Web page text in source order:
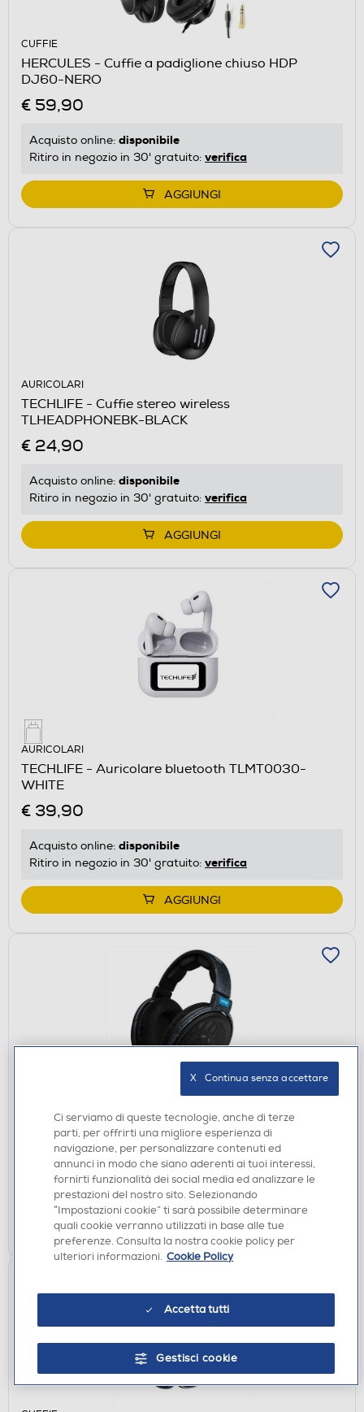
CUFFIE
HERCULES - Cuffie a padiglione chiuso HDP
DJ60-NERO
€ 59,90
Acquisto online: disponibile
Ritiro in negozio in 30' gratuito: verifica
AGGIUNGI
AURICOLARI
TECHLIFE - Cuffie stereo wireless
TLHEADPHONEBK-BLACK
€ 24,90
Acquisto online: disponibile
Ritiro in negozio in 30' gratuito: verifica
AGGIUNGI
AURICOLARI
TECHLIFE - Auricolare bluetooth TLMT0030-
WHITE
€ 39,90
Acquisto online: disponibile
Ritiro in negozio in 30' gratuito: verifica
AGGIUNGI
SENNHEISER - HD600-NERO
€ 299,00
Acquisto online:disponibile
Ritiro in negozio in 30' gratuito:verifica
AGGIUNGI
Ci serviamo di queste tecnologie, anche di terze
parti, per offrirti una migliore esperienza di
navigazione, per personalizzare contenuti ed
annunci in modo che siano aderenti ai tuoi interessi,
fornirti funzionalità dei social media ed analizzare le
prestazioni del nostro sito. Selezionando
“Impostazioni cookie” ti sarà possibile determinare
quali cookie verranno utilizzati in base alle tue
preferenze. Consulta la nostra cookie policy per
ulteriori informazioni. Cookie Policy
Accetta tutti
Gestisci cookie
X   Continua senza accettare